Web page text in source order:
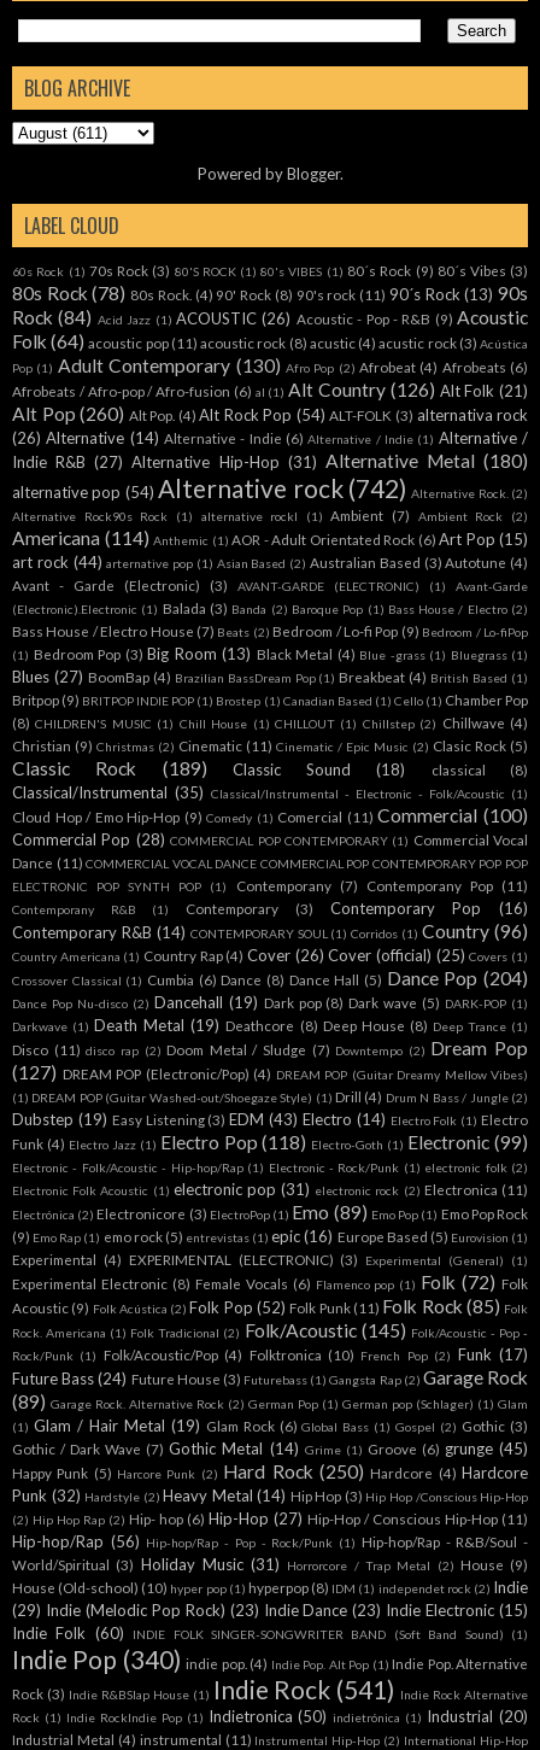
BLOG ARCHIVE
Powered byBlogger.
LABEL CLOUD
60s Rock (1) 70s Rock (3) 80'S ROCK (1) 80's VIBES (1) 80´s Rock (9) 80´s Vibes (3)
80s Rock (78) 80s Rock. (4) 90' Rock (8) 90's rock (11) 90´s Rock (13) 90s
Rock (84) Acid Jazz (1) ACOUSTIC (26) Acoustic - Pop - R&B (9) Acoustic
Folk (64) acoustic pop (11) acoustic rock (8) acustic (4) acustic rock (3) Acústica
Pop (1) Adult Contemporary (130) Afro Pop (2) Afrobeat (4) Afrobeats (6)
Afrobeats / Afro-pop / Afro-fusion (6) al (1) Alt Country (126) Alt Folk (21)
Alt Pop (260) Alt Pop. (4) Alt Rock Pop (54) ALT-FOLK (3) alternativa rock
(26) Alternative (14) Alternative - Indie (6) Alternative / Indie (1) Alternative /
Indie R&B (27) Alternative Hip-Hop (31) Alternative Metal (180)
alternative pop (54) Alternative rock (742) Alternative Rock. (2)
Alternative Rock90s Rock
(1) alternative rockl (1) Ambient (7) Ambient Rock (2)
Americana (114) Anthemic (1) AOR - Adult Orientated Rock (6) Art Pop (15)
art rock (44) arternative pop (1) Asian Based (2) Australian Based (3) Autotune (4)
Avant - Garde (Electronic)
(3) AVANT-GARDE (ELECTRONIC) (1)
Avant-Garde
(Electronic).Electronic (1) Balada (3) Banda (2) Baroque Pop (1) Bass House / Electro (2)
Bass House / Electro House (7) Beats (2) Bedroom / Lo-fi Pop (9) Bedroom / Lo-fiPop
(1) Bedroom Pop (3) Big Room (13) Black Metal (4) Blue -grass (1) Bluegrass (1)
Blues (27) BoomBap (4) Brazilian BassDream Pop (1) Breakbeat (4) British Based (1)
Britpop (9) BRITPOP INDIE POP (1) Brostep (1) Canadian Based (1) Cello (1) Chamber Pop
(8) CHILDREN'S MUSIC (1) Chill House (1) CHILLOUT (1) Chillstep (2) Chillwave (4)
Christian (9) Christmas (2) Cinematic (11) Cinematic / Epic Music (2) Clasic Rock (5)
Classic Rock (189) Classic Sound (18) classical (8)
Classical/Instrumental (35) Classical/Instrumental - Electronic - Folk/Acoustic (1)
Cloud Hop / Emo Hip-Hop (9) Comedy (1) Comercial (11) Commercial (100)
Commercial Pop (28) COMMERCIAL POP CONTEMPORARY (1) Commercial Vocal
Dance (11) COMMERCIAL VOCAL DANCE COMMERCIAL POP CONTEMPORARY POP POP
ELECTRONIC POP SYNTH POP
(1) Contemporany (7) Contemporany Pop (11)
Contemporany R&B (1) Contemporary (3) Contemporary Pop
(16)
Contemporary R&B (14) CONTEMPORARY SOUL (1) Corridos (1) Country (96)
Country Americana (1) Country Rap (4) Cover (26) Cover (official) (25) Covers (1)
Crossover Classical (1) Cumbia (6) Dance (8) Dance Hall (5) Dance Pop (204)
Dance Pop Nu-disco (2) Dancehall (19) Dark pop (8) Dark wave (5) DARK-POP (1)
Darkwave (1) Death Metal (19) Deathcore (8) Deep House (8) Deep Trance (1)
Disco (11) disco rap (2) Doom Metal / Sludge (7) Downtempo (2) Dream Pop
(127) DREAM POP (Electronic/Pop) (4) DREAM POP (Guitar Dreamy Mellow Vibes)
(1) DREAM POP (Guitar Washed-out/Shoegaze Style) (1) Drill (4) Drum N Bass / Jungle (2)
Dubstep (19) Easy Listening (3) EDM (43) Electro (14) Electro Folk (1) Electro
Funk (4) Electro Jazz (1) Electro Pop (118) Electro-Goth (1) Electronic (99)
Electronic - Folk/Acoustic - Hip-hop/Rap (1) Electronic - Rock/Punk (1) electronic folk (2)
Electronic Folk Acoustic (1) electronic pop (31) electronic rock (2) Electronica (11)
Electrónica (2) Electronicore (3) ElectroPop (1) Emo (89) Emo Pop (1) Emo Pop Rock
(9) Emo Rap (1) emo rock (5) entrevistas (1) epic (16) Europe Based (5) Eurovision (1)
Experimental (4) EXPERIMENTAL (ELECTRONIC) (3) Experimental (General) (1)
Experimental Electronic (8) Female Vocals (6) Flamenco pop (1) Folk (72) Folk
Acoustic (9) Folk Acústica (2) Folk Pop (52) Folk Punk (11) Folk Rock (85) Folk
Rock. Americana (1) Folk Tradicional (2) Folk/Acoustic (145) Folk/Acoustic - Pop -
Rock/Punk (1) Folk/Acoustic/Pop (4) Folktronica (10) French Pop (2) Funk (17)
Future Bass (24) Future House (3) Futurebass (1) Gangsta Rap (2) Garage Rock
(89) Garage Rock. Alternative Rock (2) German Pop (1) German pop (Schlager) (1) Glam
(1) Glam / Hair Metal (19) Glam Rock (6) Global Bass (1) Gospel (2) Gothic (3)
Gothic / Dark Wave (7) Gothic Metal (14) Grime (1) Groove (6) grunge (45)
Happy Punk (5) Harcore Punk (2) Hard Rock (250) Hardcore (4) Hardcore
Punk (32) Hardstyle (2) Heavy Metal (14) Hip Hop (3) Hip Hop /Conscious Hip-Hop
(2) Hip Hop Rap (2) Hip- hop (6) Hip-Hop (27) Hip-Hop / Conscious Hip-Hop (11)
Hip-hop/Rap (56) Hip-hop/Rap - Pop - Rock/Punk (1) Hip-hop/Rap - R&B/Soul -
World/Spiritual (3) Holiday Music (31) Horrorcore / Trap Metal (2) House (9)
House (Old-school) (10) hyper pop (1) hyperpop (8) IDM (1) independet rock (2) Indie
(29) Indie (Melodic Pop Rock) (23) Indie Dance (23) Indie Electronic (15)
Indie Folk (60) INDIE FOLK SINGER-SONGWRITER BAND (Soft Band Sound) (1)
Indie Pop (340) indie pop. (4) Indie Pop. Alt Pop (1) Indie Pop. Alternative
Rock (3) Indie R&BSlap House (1) Indie Rock (541) Indie Rock Alternative
Rock (1) Indie RockIndie Pop (1) Indietronica (50) indietrónica (1) Industrial (20)
Industrial Metal (4) instrumental (11) Instrumental Hip-Hop (2) International Hip-Hop